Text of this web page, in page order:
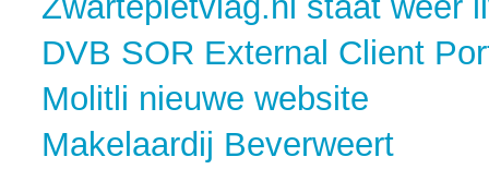
DVB SOR External Client
Molitli nieuwe website
Makelaardij Beverweert